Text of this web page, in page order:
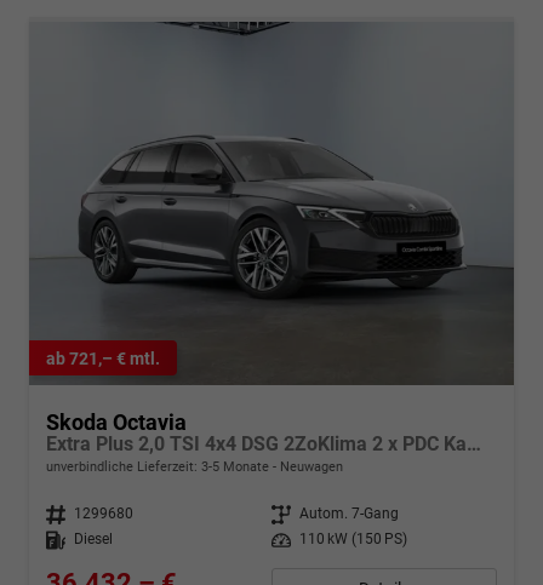
ab 721,– € mtl.
Skoda Octavia
Extra Plus 2,0 TSI 4x4 DSG 2ZoKlima 2 x PDC Kamera Sitzheizung LED ACC Digitales Cockpit 5J Garantie Alu Felgen
unverbindliche Lieferzeit: 3-5 Monate Neuwagen
Fahrzeugnr. 1299680 Getriebe Autom. 7-Gang
Kraftstoff
Diesel Leistung 110 kW (150 PS)